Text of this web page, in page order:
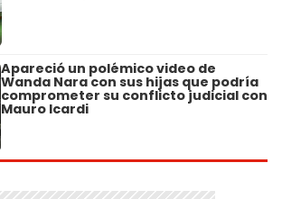
Apareció un polémico video de
Wanda Nara con sus hijas que podría
comprometer su conflicto judicial con
Mauro Icardi